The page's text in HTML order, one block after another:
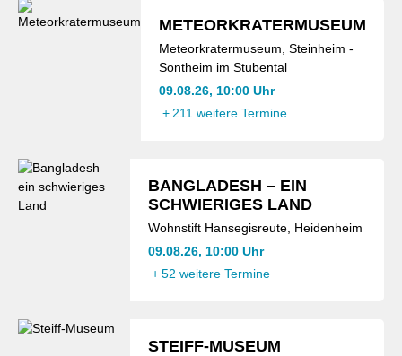
METEORKRATERMUSEUM
Meteorkratermuseum, Steinheim -
Sontheim im Stubental
09.08.26, 10:00 Uhr
+ 211 weitere Termine
BANGLADESH – EIN
SCHWIERIGES LAND
Wohnstift Hansegisreute, Heidenheim
09.08.26, 10:00 Uhr
+ 52 weitere Termine
STEIFF-MUSEUM